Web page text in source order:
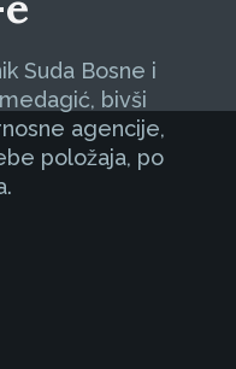
Suda Bosne i
bivši
agencije,
položaja, po